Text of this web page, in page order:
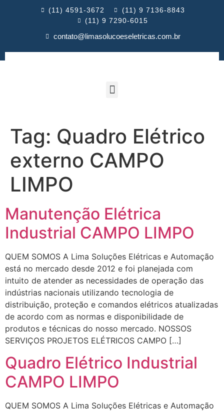
(11) 4591-3672
(11) 9 7136-8843
(11) 9 7290-6015
contato@limasolucoeseletricas.com.br
Tag: Quadro Elétrico
externo CAMPO
LIMPO
Manutenção Elétrica
Industrial CAMPO LIMPO
QUEM SOMOS A Lima Soluções Elétricas e Automação
está no mercado desde 2012 e foi planejada com
intuito de atender as necessidades de operação das
indústrias nacionais utilizando tecnologia de
distribuição, proteção e comandos elétricos atualizadas
de acordo com as normas e disponibilidade de
produtos e técnicas do nosso mercado. NOSSOS
SERVIÇOS PROJETOS ELÉTRICOS CAMPO […]
Quadro Elétrico Industrial
CAMPO LIMPO
QUEM SOMOS A Lima Soluções Elétricas e Automação